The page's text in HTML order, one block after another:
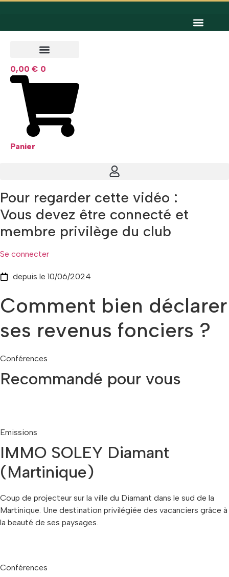
contenu
0,00 € 0
Panier
Pour regarder cette vidéo :
Vous devez être connecté et
membre privilège du club
Se connecter
depuis le 10/06/2024
Comment bien déclarer
ses revenus fonciers ?
Conférences
Recommandé pour vous
Emissions
IMMO SOLEY Diamant
(Martinique)
Coup de projecteur sur la ville du Diamant dans le sud de la
Martinique. Une destination privilégiée des vacanciers grâce à
la beauté de ses paysages.
Conférences